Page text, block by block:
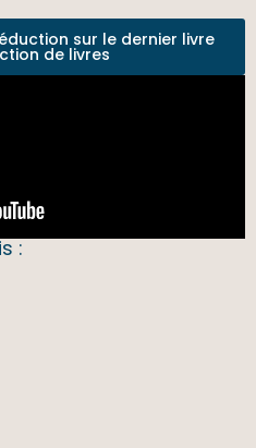
sur le dernier livre
de livres
: